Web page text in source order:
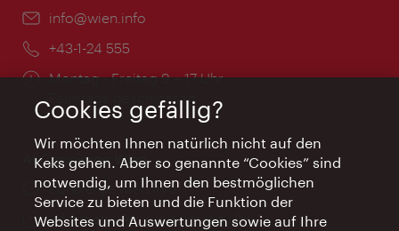
Email:
info@wien.info
Telefon:
+43-1-24 555
Öffnungszeiten:
Montag - Freitag 9 – 17 Uhr
Feiertags geschlossen
AI Concierge Wien
Ort:
concierge.wien.info
Öffnungszeiten:
Informationen rund um die Uhr
Cookies gefällig?
Wir möchten Ihnen natürlich nicht auf den
Keks gehen. Aber so genannte “Cookies” sind
notwendig, um Ihnen den bestmöglichen
Service zu bieten und die Funktion der
Websites und Auswertungen sowie auf Ihre